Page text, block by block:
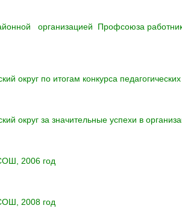
организацией Профсоюза
округ по итогам конкурса
округ за значительные успехи в
2006 год
2008 год